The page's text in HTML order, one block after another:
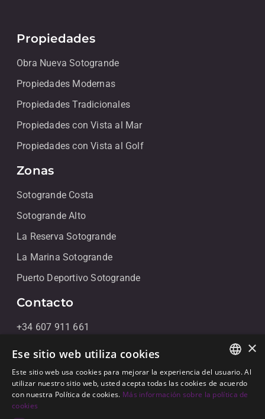
Propiedades
Obra Nueva Sotogrande
Propiedades Modernas
Propiedades Tradicionales
Propiedades con Vista al Mar
Propiedades con Vista al Golf
Zonas
Sotogrande Costa
Sotogrande Alto
La Reserva Sotogrande
La Marina Sotogrande
Puerto Deportivo Sotogrande
Contacto
+34 607 911 661
+34 856 091 709
info@noll-sotogrande.com
Contáctanos
Galerias Paniagua Local 43 Avenida de Paniagua, s/n
ENGLISH
SPANISH
×
Ese sitio web utiliza cookies
Este sitio web usa cookies para mejorar la experiencia del usuario. Al
utilizar nuestro sitio web, usted acepta todas las cookies de acuerdo
con nuestra Política de cookies. Más información sobre la política de
cookies